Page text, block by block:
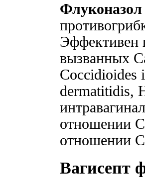
Флуконазол
Эффективен
вызванных
Coccidioides
dermatitidis,
отношении
отношении
Вагисепт